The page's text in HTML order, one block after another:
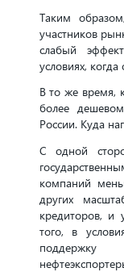
Таким
участников
слабый
условиях,
В то же время,
более
России. Куда
С одной
компаний
других
кредиторов, и
того, в
поддержку